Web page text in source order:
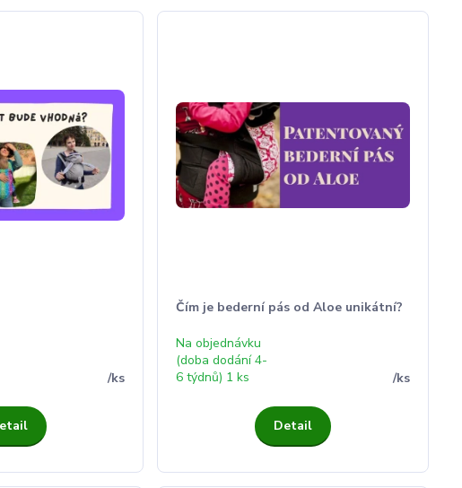
/ks
Čím je bederní pás od Aloe unikátní?
/ks
Na objednávku
(doba dodání 4-
6 týdnů) 1 ks
Detail